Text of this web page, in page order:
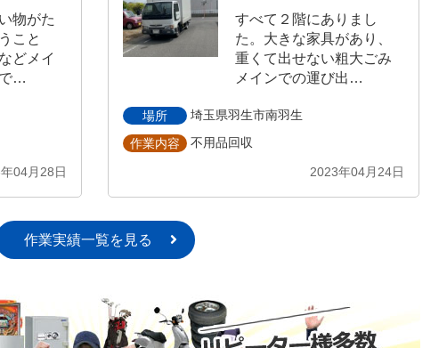
物がた
こと
どメイ
…
04月28日
すべて２階にありまし
た。大きな家具があり、
重くて出せない粗大ごみ
メインでの運び出…
場所 埼玉県羽生市南羽生
作業内容 不用品回収
2023年04月24日
作業実績一覧を見る